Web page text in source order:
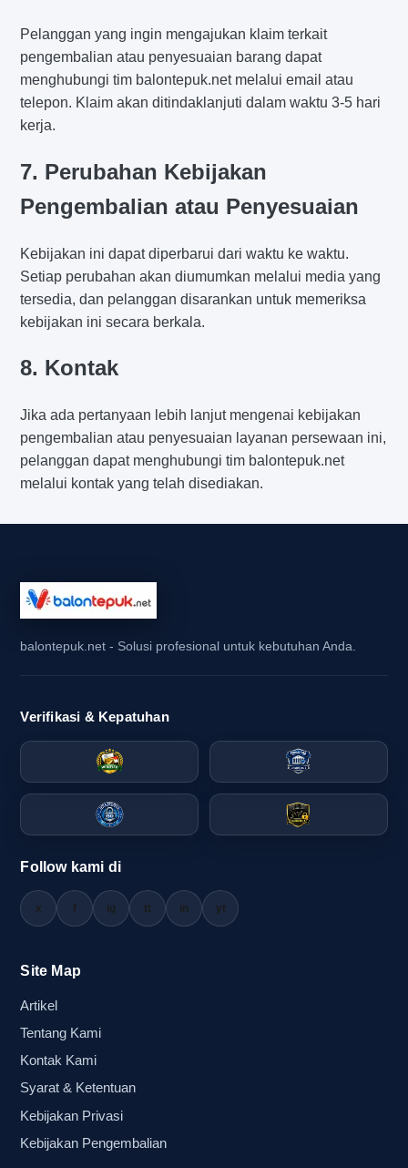
Pelanggan yang ingin mengajukan klaim terkait
pengembalian atau penyesuaian barang dapat
menghubungi tim balontepuk.net melalui email atau
telepon. Klaim akan ditindaklanjuti dalam waktu 3-5 hari
kerja.
7. Perubahan Kebijakan
Pengembalian atau Penyesuaian
Kebijakan ini dapat diperbarui dari waktu ke waktu.
Setiap perubahan akan diumumkan melalui media yang
tersedia, dan pelanggan disarankan untuk memeriksa
kebijakan ini secara berkala.
8. Kontak
Jika ada pertanyaan lebih lanjut mengenai kebijakan
pengembalian atau penyesuaian layanan persewaan ini,
pelanggan dapat menghubungi tim balontepuk.net
melalui kontak yang telah disediakan.
balontepuk.net - Solusi profesional untuk kebutuhan Anda.
Verifikasi & Kepatuhan
Follow kami di
x f ig tt in yt
Site Map
Artikel
Tentang Kami
Kontak Kami
Syarat & Ketentuan
Kebijakan Privasi
Kebijakan Pengembalian